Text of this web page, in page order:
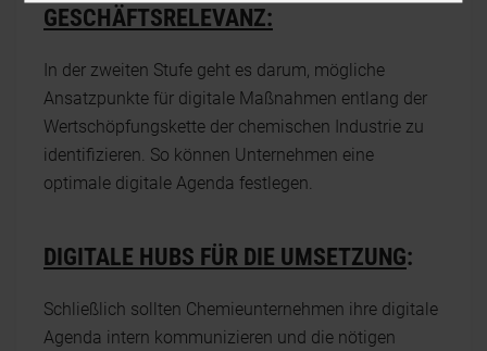
GESCHÄFTSRELEVANZ:
In der zweiten Stufe geht es darum, mögliche
Ansatzpunkte für digitale Maßnahmen entlang der
Wertschöpfungskette der chemischen Industrie zu
identifizieren. So können Unternehmen eine
optimale digitale Agenda festlegen.
DIGITALE HUBS FÜR DIE UMSETZUNG:
Schließlich sollten Chemieunternehmen ihre digitale
Agenda intern kommunizieren und die nötigen